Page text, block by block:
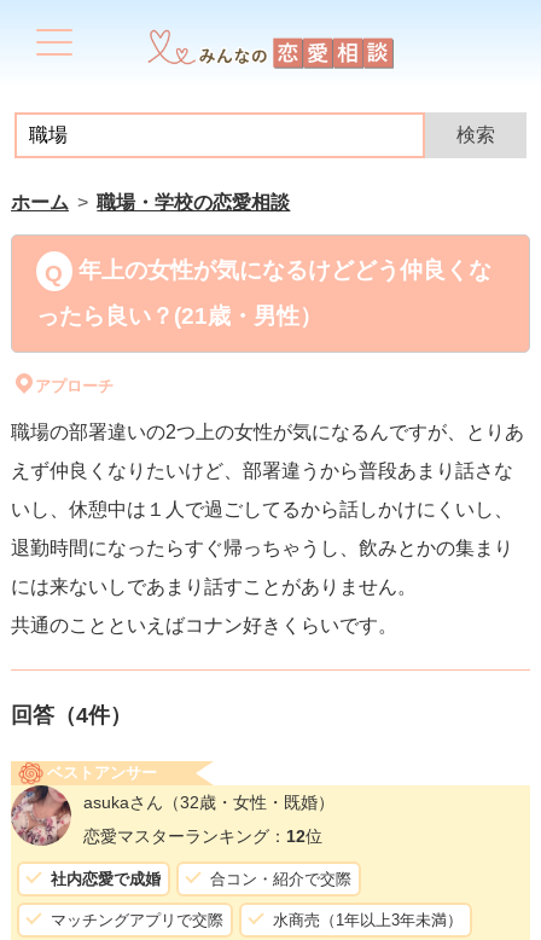
ホーム 職場・学校の恋愛相談
年上の女性が気になるけどどう仲良くな
ったら良い？(21歳・男性）
アプローチ
職場の部署違いの2つ上の女性が気になるんですが、とりあ
えず仲良くなりたいけど、部署違うから普段あまり話さな
いし、休憩中は１人で過ごしてるから話しかけにくいし、
退勤時間になったらすぐ帰っちゃうし、飲みとかの集まり
には来ないしであまり話すことがありません。
共通のことといえばコナン好きくらいです。
回答（4件）
ベストアンサー
asukaさん （32歳・女性・既婚）
恋愛マスターランキング： 12位
社内恋愛で成婚 合コン・紹介で交際
マッチングアプリで交際 水商売（1年以上3年未満）